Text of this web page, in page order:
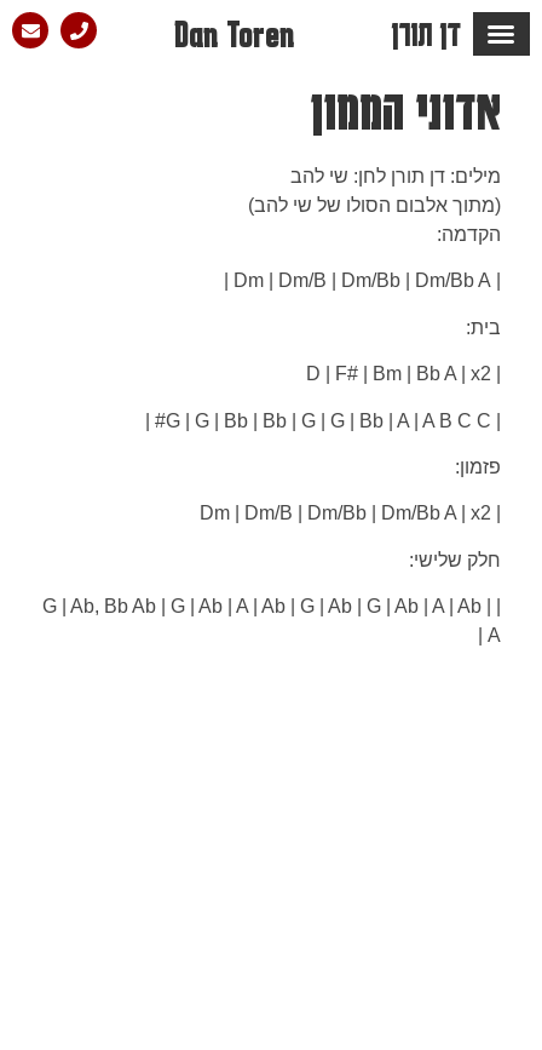
דן תורן Dan Toren
אדוני הממון
מילים: דן תורן לחן: שי להב
(מתוך אלבום הסולו של שי להב)
הקדמה:
בית:
פזמון:
חלק שלישי:
| G | Ab, Bb Ab | G | Ab | A | Ab | G | Ab | G | Ab | A | Ab |
A |